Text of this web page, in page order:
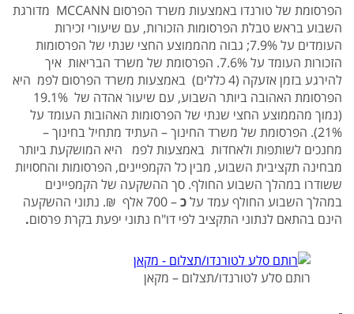
הפרסומת של טורנדו באמצעות משרד הפרסום MCCANN מדורגת
השבוע בראש טבלת הפרסומות הזכורות, עם שיעורי זכירות
העומדים על 7.9%; גבוה מהממוצע החצי שנתי של הפרסומות
הזכורות העומד על 7.6%. הפרסומת של משרד הבריאות איך
להירגע בזמן אזעקה (4 כללים) באמצעות משרד הפרסום לפמ היא
הפרסומת האהובה ביותר השבוע, עם שיעור אהדה של 19.1%
(נמוך מהממוצע החצי שנתי של הפרסומות האהובות העומד על
21%). הפרסומת של משרד החינוך – העתיד מתחיל בחינוך –
מחנכים לשותפות ולאחדות באמצעות לפמ היא המושקעת ביותר
מבחינה תקציבית השבוע, מבין כל הקמפיינים, הפרסומות והחסויות
ששודרו במהלך השבוע החולף. סך ההשקעה של הקמפיינים
במהלך השבוע החולף עמד עלכ
– 700 אלף ₪. נתוני ההשקעה
הינם בהתאם לנתוני התקציב לפי דו"ח נתוני יפעת בקרת פרסום.
רותם סלע לטורנדו/תצלום – מקאן